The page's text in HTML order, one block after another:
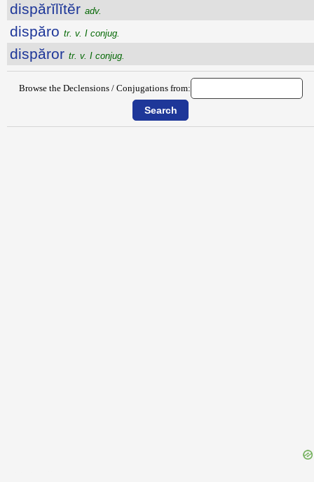
dispărĭlĭtĕr adv.
dispăro tr. v. I conjug.
dispăror tr. v. I conjug.
Browse the Declensions / Conjugations from: